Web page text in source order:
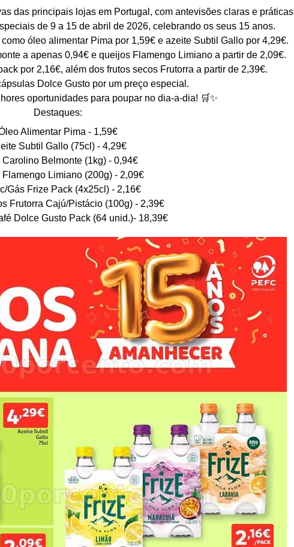
das principais lojas em Portugal, com antevisões claras e práticas.
de 9 a 15 de abril de 2026, celebrando os seus 15 anos.
óleo alimentar Pima por 1,59€ e azeite Subtil Gallo por 4,29€.
a apenas 0,94€ e queijos Flamengo Limiano a partir de 2,09€.
por 2,16€, além dos frutos secos Frutorra a partir de 2,39€.
Dolce Gusto por um preço especial.
oportunidades para poupar no dia-a-dia! 🛒✨
Destaques:
Alimentar Pima - 1,59€
Subtil Gallo (75cl) - 4,29€
Carolino Belmonte (1kg) - 0,94€
Limiano (200g) - 2,09€
Gás Frize Pack (4x25cl) - 2,16€
Frutorra Cajú/Pistácio (100g) - 2,39€
Dolce Gusto Pack (64 unid.)- 18,39€